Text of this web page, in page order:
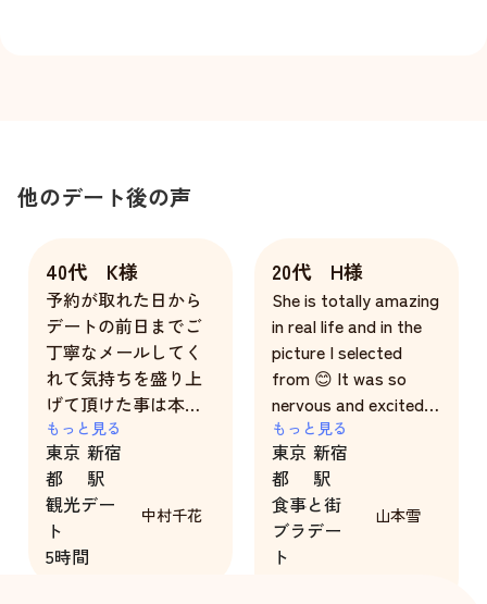
他のデート後の声
40代 K様
予約が取れた日から
デートの前日までご
丁寧なメールしてく
れて気持ちを盛り上
げて頂けた事は本当
に嬉しかったです。
格別な気配りもして
頂き時間ぎりぎりま
で楽しませて貰えま
した。
僅か５時間のデート
もっと見る
東京
都
新宿
駅
観光デー
ト
5時間
中村千花
20代 H様
She is totally amazing
in real life and in the
picture I selected
from 😊 It was so
nervous and excited
at 1st seriously
looking at her cute
face and fluent
Japanese speaking
ability ☺️😅😭 She
plans our date and I
もっと見る
東京
都
新宿
駅
食事と街
ブラデー
ト
山本雪